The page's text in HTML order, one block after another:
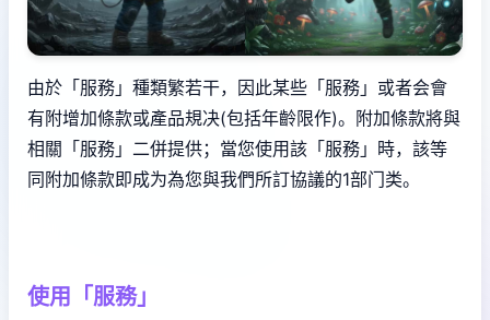
由於「服務」種類繁若干，因此某些「服務」或者会會
有附增加條款或產品規决(包括年齡限作)。附加條款將與
相關「服務」二併提供；當您使用該「服務」時，該等
同附加條款即成为為您與我們所訂協議的1部门类。
使用「服務」